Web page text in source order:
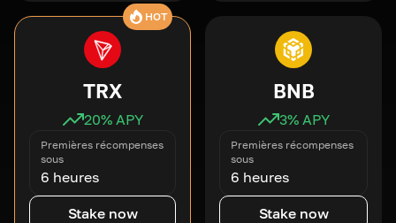
HOT
TRX
20% APY
Premières récompenses
sous
6 heures
Stake now
BNB
3% APY
Premières récompenses
sous
6 heures
Stake now